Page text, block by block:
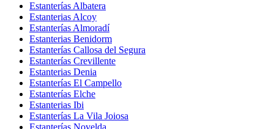
Estanterías Albatera
Estanterias Alcoy
Estanterías Almoradí
Estanterias Benidorm
Estanterías Callosa del Segura
Estanterías Crevillente
Estanterias Denia
Estanterías El Campello
Estanterías Elche
Estanterias Ibi
Estanterías La Vila Joiosa